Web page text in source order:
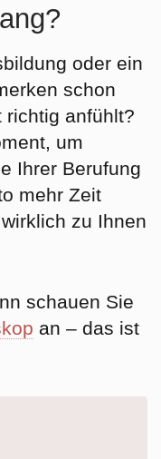
oder ein
schon
richtig anfühlt?
um
Ihrer Berufung
mehr Zeit
zu Ihnen
schauen Sie
an – das ist